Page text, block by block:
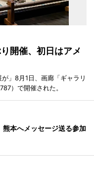
開催、初日はアメ
」8月1日、画廊「ギャラリ
）で開催された。
本へメッセージ送る参加